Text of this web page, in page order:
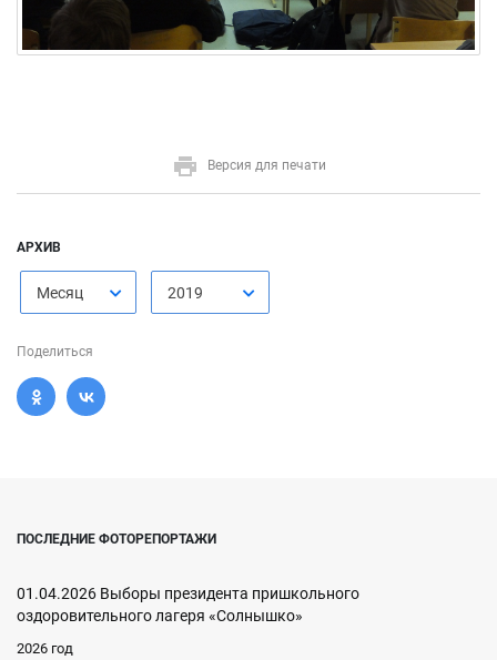
Версия для печати
АРХИВ
Месяц 2019
Поделиться
ПОСЛЕДНИЕ ФОТОРЕПОРТАЖИ
01.04.2026 Выборы президента пришкольного
оздоровительного лагеря «Солнышко»
2026 год